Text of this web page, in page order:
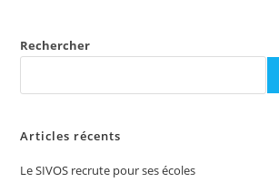
Rechercher
Articles récents
Le SIVOS recrute pour ses écoles